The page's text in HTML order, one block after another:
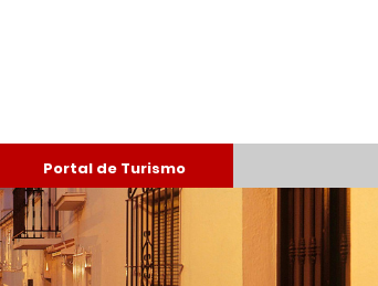
Portal de Turismo